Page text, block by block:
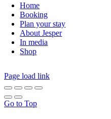
Home
Booking
Plan your stay
About Jesper
In media
Shop
Page load link
Go to Top